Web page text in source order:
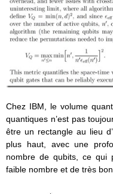
Chez IBM, le volume
quantiques n’est pas
être un rectangle au lieu
plus haut, avec une
nombre de qubits, ce qui
faible nombre et de très